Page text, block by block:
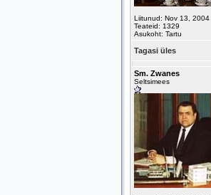
Liitunud: Nov 13, 2004
Teateid: 1329
Asukoht: Tartu
Tagasi üles
Sm. Zwanes
Seltsimees